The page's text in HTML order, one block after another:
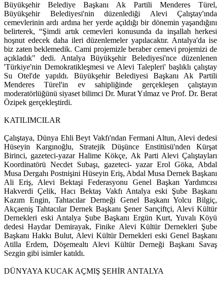
Büyükşehir Belediye Başkanı Ak Partili Menderes Türel,
Büyükşehir Belediyesi'nin düzenlediği Alevi Çalıştay'ında
cemevlerinin ardı ardına her yerde açıldığı bir dönemin yaşandığını
belirterek, “Şimdi artık cemevleri konusunda da inşallah herkesi
hoşnut edecek daha ileri düzenlemeler yapılacaktır. Antalya'da ise
biz zaten beklemedik. Cami projemizle beraber cemevi projemizi de
açıkladık" dedi. Antalya Büyükşehir Belediyesi'nce düzenlenen
'Türkiye'nin Demokratikleşmesi ve Alevi Talepleri' başlıklı çalıştay
Su Otel'de yapıldı. Büyükşehir Belediyesi Başkanı Ak Partili
Menderes Türel'in ev sahipliğinde gerçekleşen çalıştayın
moderatörlüğünü siyaset bilimci Dr. Murat Yılmaz ve Prof. Dr. Berat
Özipek gerçekleştirdi.
KATILIMCILAR
Çalıştaya, Dünya Ehli Beyt Vakfı'ndan Fermani Altun, Alevi dedesi
Hüseyin Kargınoğlu, Stratejik Düşünce Enstitüsü'nden Kürşat
Birinci, gazeteci-yazar Halime Kökçe, Ak Parti Alevi Çalıştayları
Koordinatörü Necdet Subaşı, gazeteci- yazar Erol Göka, Abdal
Musa Dergahı Postnişini Hüseyin Eriş, Abdal Musa Dernek Başkanı
Ali Eriş, Alevi Bektaşi Federasyonu Genel Başkan Yardımcısı
Hakverdi Çelik, Hacı Bektaş Vakfı Antalya eski Şube Başkanı
Kazım Engin, Tahtacılar Derneği Genel Başkanı Yolcu Bilgiç,
Akçaeniş Tahtacılar Dernek Başkanı Şener Sarıçiftçi, Alevi Kültür
Dernekleri eski Antalya Şube Başkanı Ergün Kurt, Yuvalı Köyü
dedesi Haydar Demirayak, Finike Alevi Kültür Dernekleri Şube
Başkanı Hakkı Bulut, Alevi Kültür Dernekleri eski Genel Başkanı
Atilla Erdem, Döşemealtı Alevi Kültür Derneği Başkanı Savaş
Sezgin gibi isimler katıldı.
DÜNYAYA KUCAK AÇMIŞ ŞEHİR ANTALYA